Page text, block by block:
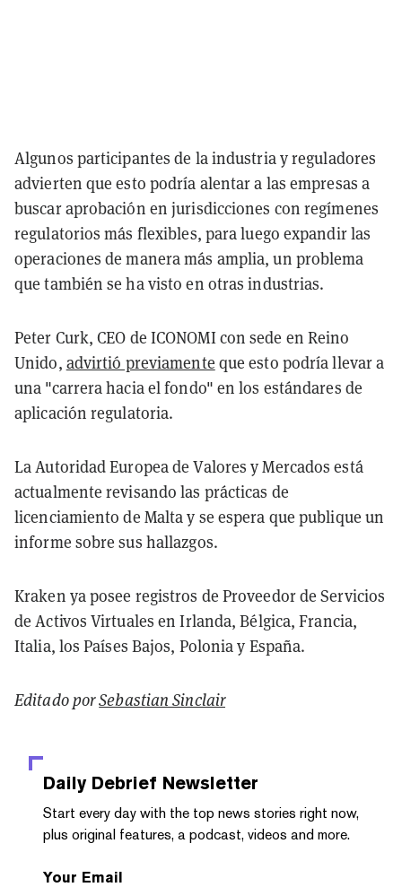
Algunos participantes de la industria y reguladores
advierten que esto podría alentar a las empresas a
buscar aprobación en jurisdicciones con regímenes
regulatorios más flexibles, para luego expandir las
operaciones de manera más amplia, un problema
que también se ha visto en otras industrias.
Peter Curk, CEO de ICONOMI con sede en Reino
Unido, advirtió previamente que esto podría llevar a
una "carrera hacia el fondo" en los estándares de
aplicación regulatoria.
La Autoridad Europea de Valores y Mercados está
actualmente revisando las prácticas de
licenciamiento de Malta y se espera que publique un
informe sobre sus hallazgos.
Kraken ya posee registros de Proveedor de Servicios
de Activos Virtuales en Irlanda, Bélgica, Francia,
Italia, los Países Bajos, Polonia y España.
Editado porSebastian Sinclair
Daily Debrief Newsletter
Start every day with the top news stories right now,
plus original features, a podcast, videos and more.
Your Email